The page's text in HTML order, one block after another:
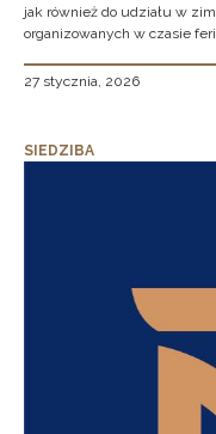
jak również do udziału w
organizowanych w czasie
27 stycznia, 2026
SIEDZIBA